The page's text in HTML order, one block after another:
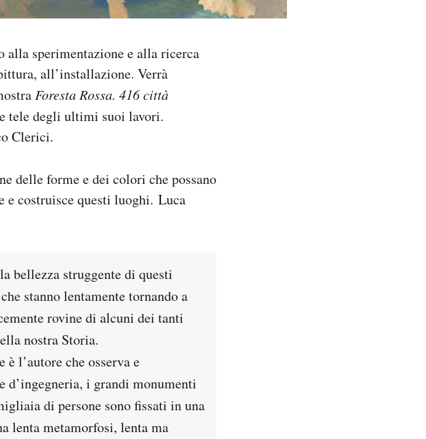
alla sperimentazione e alla ricerca
all’installazione. Verrà
Foresta Rossa. 416 città
tele degli ultimi suoi lavori.
Clerici.
delle forme e dei colori che possano
e costruisce questi luoghi. Luca
bellezza struggente di questi
stanno lentamente tornando a
rovine di alcuni dei tanti
nostra Storia.
è l’autore che osserva e
i grandi monumenti
di persone sono fissati in una
lenta metamorfosi, lenta ma